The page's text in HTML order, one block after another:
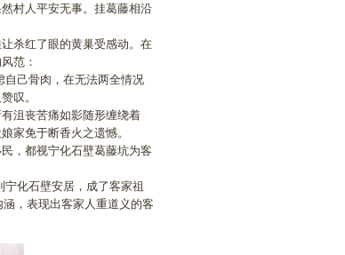
村人平安无事。挂葛藤相沿
杀红了眼的黄巢受感动。在
范：
己骨肉，在无法两全情况
叹。
沮丧苦痛如影随形缠绕着
家免于断香火之遗憾。
，都视宁化石壁葛藤坑为客
化石壁安居，成了客家祖
，表现出客家人重道义的客